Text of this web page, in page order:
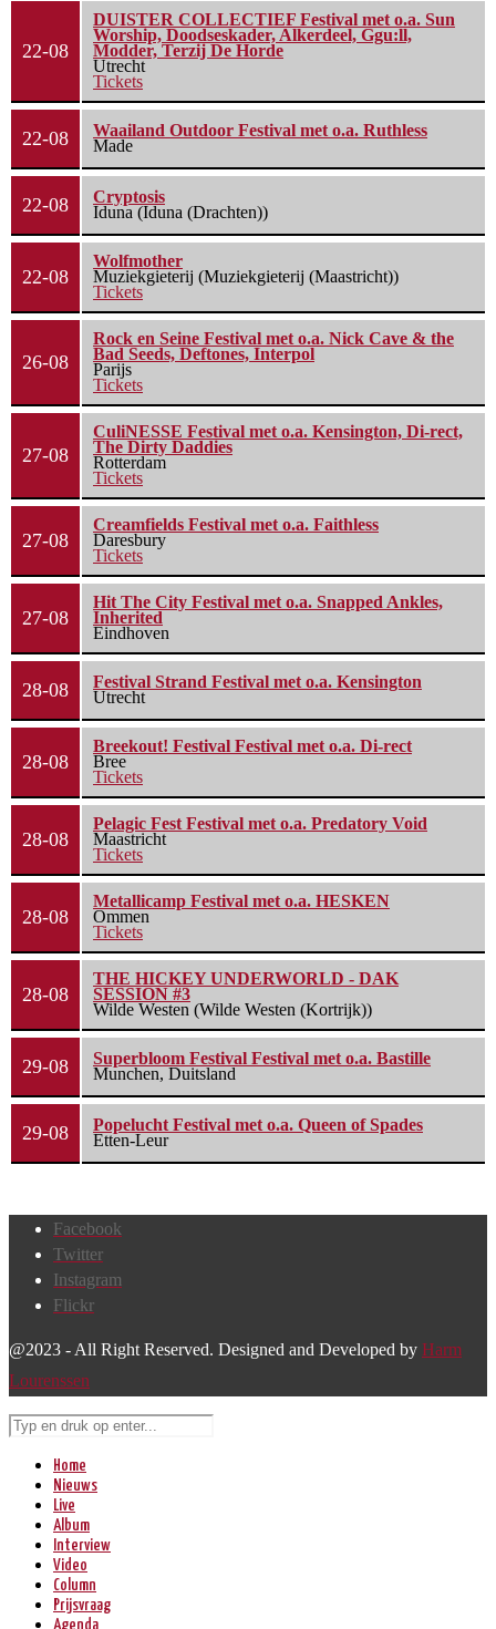
22-08
DUISTER COLLECTIEF Festival met o.a. Sun
Worship, Doodseskader, Alkerdeel, Ggu:ll,
Modder, Terzij De Horde
Utrecht
Tickets
22-08
Waailand Outdoor Festival met o.a. Ruthless
Made
22-08
Cryptosis
Iduna (Iduna (Drachten))
22-08
Wolfmother
Muziekgieterij (Muziekgieterij (Maastricht))
Tickets
26-08
Rock en Seine Festival met o.a. Nick Cave & the
Bad Seeds, Deftones, Interpol
Parijs
Tickets
27-08
CuliNESSE Festival met o.a. Kensington, Di-rect,
The Dirty Daddies
Rotterdam
Tickets
27-08
Creamfields Festival met o.a. Faithless
Daresbury
Tickets
27-08
Hit The City Festival met o.a. Snapped Ankles,
Inherited
Eindhoven
28-08
Festival Strand Festival met o.a. Kensington
Utrecht
28-08
Breekout! Festival Festival met o.a. Di-rect
Bree
Tickets
28-08
Pelagic Fest Festival met o.a. Predatory Void
Maastricht
Tickets
28-08
Metallicamp Festival met o.a. HESKEN
Ommen
Tickets
28-08
THE HICKEY UNDERWORLD - DAK
SESSION #3
Wilde Westen (Wilde Westen (Kortrijk))
29-08
Superbloom Festival Festival met o.a. Bastille
Munchen, Duitsland
29-08
Popelucht Festival met o.a. Queen of Spades
Etten-Leur
Facebook
Twitter
Instagram
Flickr
@2023 - All Right Reserved. Designed and Developed by Harm
Lourenssen
Home
Nieuws
Live
Album
Interview
Video
Column
Prijsvraag
Agenda